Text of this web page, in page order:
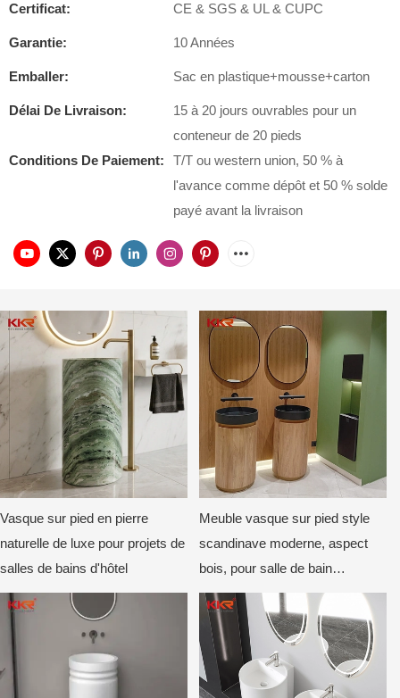
Certificat: CE & SGS & UL & CUPC
Garantie: 10 Années
Emballer: Sac en plastique+mousse+carton
Délai De Livraison:
15 à 20 jours ouvrables pour un
conteneur de 20 pieds
Conditions De Paiement:
T/T ou western union, 50 % à
l'avance comme dépôt et 50 % solde
payé avant la livraison
Vasque sur pied en pierre
naturelle de luxe pour projets de
salles de bains d'hôtel
Meuble vasque sur pied style
scandinave moderne, aspect
bois, pour salle de bain
commerciale